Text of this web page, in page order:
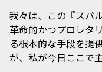
我々は、この『スパ
革命的かつプロレタ
る根本的な手段を提
が、私が今日ここで